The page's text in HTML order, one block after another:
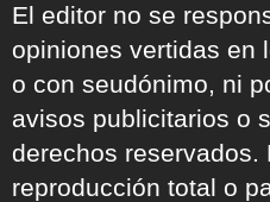
El editor no se
opiniones vertidas en
o con seudónimo, ni
avisos publicitarios o
derechos reservados.
reproducción total o